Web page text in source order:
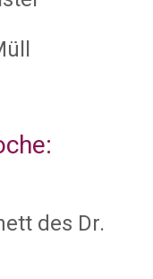
che:
des Dr.